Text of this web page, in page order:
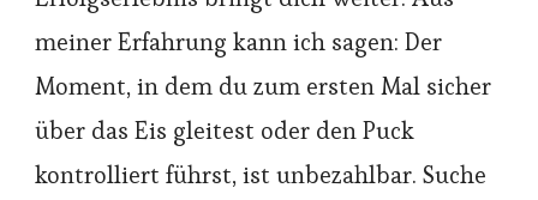
meiner Erfahrung kann ich sagen: Der
Moment, in dem du zum ersten Mal sicher
über das Eis gleitest oder den Puck
kontrolliert führst, ist unbezahlbar. Suche